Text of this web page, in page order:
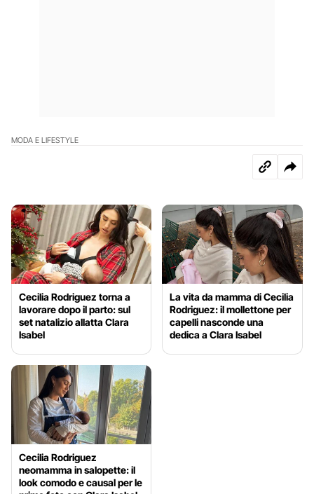
MODA E LIFESTYLE
Cecilia Rodriguez torna a
lavorare dopo il parto: sul
set natalizio allatta Clara
Isabel
La vita da mamma di Cecilia
Rodriguez: il mollettone per
capelli nasconde una
dedica a Clara Isabel
Cecilia Rodriguez
neomamma in salopette: il
look comodo e causal per le